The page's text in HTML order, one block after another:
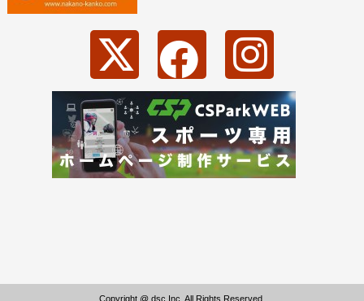
Copyright @ dsc Inc. All Rights Reserved.